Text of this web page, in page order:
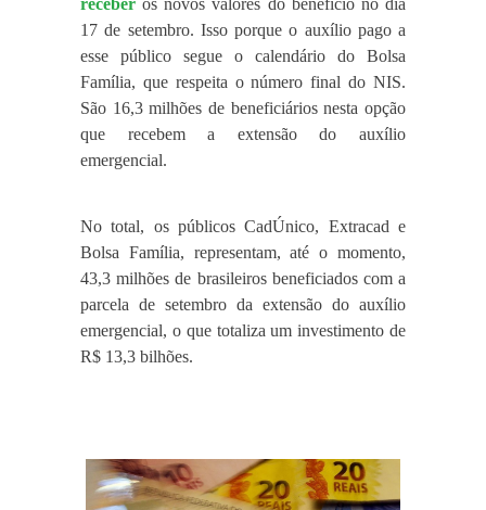
receberos novos valores do benefício no dia
17 de setembro. Isso porque o auxílio pago a
esse público segue o calendário do Bolsa
Família, que respeita o número final do NIS.
São 16,3 milhões de beneficiários nesta opção
que recebem a extensão do auxílio
emergencial.
No total, os públicos CadÚnico, Extracad e
Bolsa Família, representam, até o momento,
43,3 milhões de brasileiros beneficiados com a
parcela de setembro da extensão do auxílio
emergencial, o que totaliza um investimento de
R$ 13,3 bilhões.